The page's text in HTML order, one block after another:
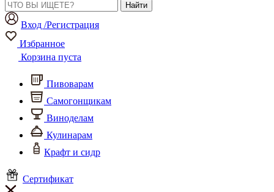
Найти
Вход /Регистрация
Избранное
Корзина пуста
Пивоварам
Самогонщикам
Виноделам
Кулинарам
Крафт и сидр
Сертификат